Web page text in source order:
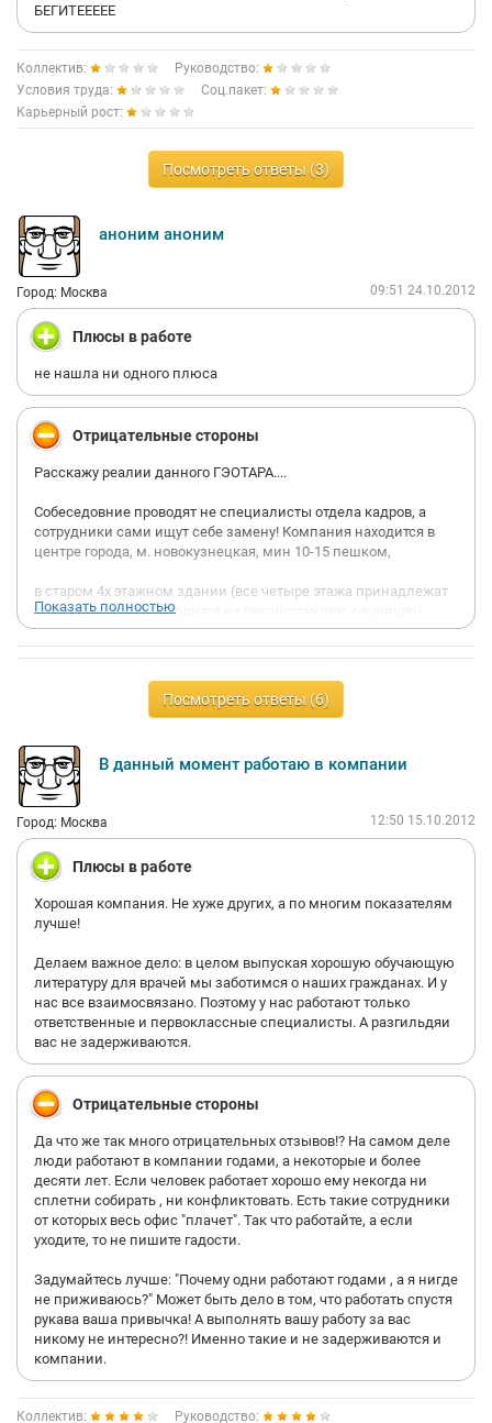
БЕГИТЕЕЕЕЕ
Коллектив:
Руководство:
Условия труда:
Соц.пакет:
Карьерный рост:
Посмотреть ответы (3)
аноним аноним
Город: Москва 09:51 24.10.2012
Плюсы в работе
не нашла ни одного плюса
Отрицательные стороны
Расскажу реалии данного ГЭОТАРА....
Собеседовние проводят не специалисты отдела кадров, а
сотрудники сами ищут себе замену! Компания находится в
центре города, м. новокузнецкая, мин 10-15 пешком,
в старом 4х этажном здании (все четыре этажа принадлежат
гэотару), которое находится на реконструкции, рецепшен
очень маленький, охрана...сидит женщина за столом с
табличкой "Охрана". В Здании нет лифта, столовой так же нет.
Все сотрудники спускаются на первый этаж что бы взять
свою еду и разогреть ее, обедают на рабочем месте.
Всего один кулер с водой на весь этаж. Комнатки (рабочие
места) маленькие, без кондиционеров, да какие там
кондиционеры....туалет общественный-один на этаж! две
кабинки как для мужчин так и для женщин....
дня, оказалось, что первый день они просто "смотрят на тебя"
и это день НЕ ОПЛАЧИВАЕТСЯ!!! Господа, надо это
Впечатления так же ужасные от коллектива... засиделые**
женщины лет 40...очень угнетающая обстановка! Так же мне
сообщили что компания ДАВНО НАХОДИТСЯ В
КРИЗИСЕ....корпоративной культуры в компании НЕТ!
Серую зарплату (та, что идет в конвертах, ЗАДЕРЖИВАЮТ!),
никаких перспектив в данной конторе НЕТ! так что если вам
Молодым нечего делать в этом гнилом сарае....
Показать полностью
Посмотреть ответы (6)
В данный момент работаю в компании
Город: Москва 12:50 15.10.2012
Плюсы в работе
Хорошая компания. Не хуже других, а по многим показателям
лучше!
Делаем важное дело: в целом выпуская хорошую обучающую
литературу для врачей мы заботимся о наших гражданах. И у
нас все взаимосвязано. Поэтому у нас работают только
ответственные и первоклассные специалисты. А разгильдяи
вас не задерживаются.
Отрицательные стороны
Да что же так много отрицательных отзывов!? На самом деле
люди работают в компании годами, а некоторые и более
десяти лет. Если человек работает хорошо ему некогда ни
сплетни собирать , ни конфликтовать. Есть такие сотрудники
от которых весь офис "плачет". Так что работайте, а если
уходите, то не пишите гадости.
Задумайтесь лучше: "Почему одни работают годами , а я нигде
не приживаюсь?" Может быть дело в том, что работать спустя
рукава ваша привычка! А выполнять вашу работу за вас
никому не интересно?! Именно такие и не задерживаются и
компании.
Коллектив: Руководство: